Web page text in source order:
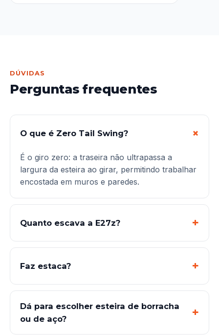
DÚVIDAS
Perguntas frequentes
O que é Zero Tail Swing?
É o giro zero: a traseira não ultrapassa a
largura da esteira ao girar, permitindo trabalhar
encostada em muros e paredes.
Quanto escava a E27z?
Faz estaca?
Dá para escolher esteira de borracha
ou de aço?